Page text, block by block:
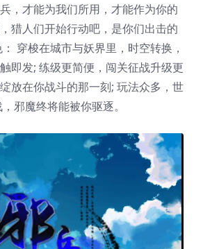
，才能为我们所用，才能作为你的
猎人们开始行动吧，是你们出击的
穿梭在城市与妖界里，时空转换，
即发; 练级更简便，闯关征战升级更
放在你战斗的那一刻; 玩法众多，世
邪魔终将能被你驱逐。